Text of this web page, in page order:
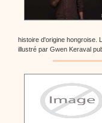
histoire d'origine hongroise.
illustré par Gwen Keraval